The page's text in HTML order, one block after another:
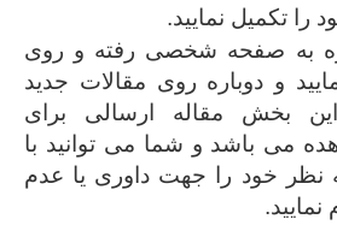
تکمیل نمایید.
به صفحه شخصی رفته و روی
و دوباره روی مقالات جدید
بخش مقاله ارسالی برای
می باشد و شما می توانید با
نظر خود را جهت داوری یا عدم
نمایید.